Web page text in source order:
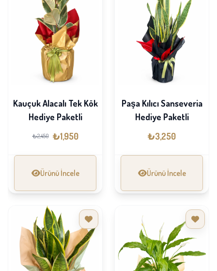
Kauçuk Alacalı Tek Kök
Hediye Paketli
₺2,450 ₺1,950
Ürünü İncele
Paşa Kılıcı Sanseveria
Hediye Paketli
₺3,250
Ürünü İncele